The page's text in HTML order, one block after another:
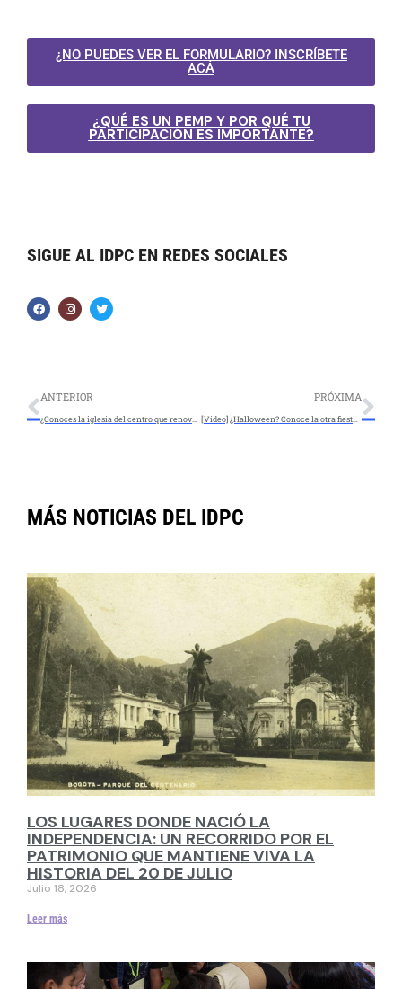
¿NO PUEDES VER EL FORMULARIO? INSCRÍBETE
ACÁ
¿QUÉ ES UN PEMP Y POR QUÉ TU
PARTICIPACIÓN ES IMPORTANTE?
SIGUE AL IDPC EN REDES SOCIALES
ANTERIOR PRÓXIMA
MÁS NOTICIAS DEL IDPC
LOS LUGARES DONDE NACIÓ LA
INDEPENDENCIA: UN RECORRIDO POR EL
PATRIMONIO QUE MANTIENE VIVA LA
HISTORIA DEL 20 DE JULIO
Julio 18, 2026
Leer más